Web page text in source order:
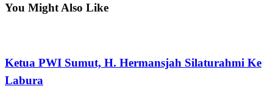
You Might Also Like
Ketua PWI Sumut, H. Hermansjah Silaturahmi Ke
Labura